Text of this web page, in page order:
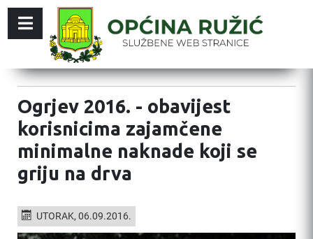
Ogrjev 2016. - obavijest
korisnicima zajamčene
minimalne naknade koji se
griju na drva
UTORAK, 06.09.2016.